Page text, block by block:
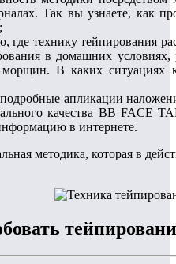
Так вы узнаете, как
где технику тейпирования
в домашних условиях,
В каких ситуациях
апликации
качества BB FACE
в интернете.
методика, которая в